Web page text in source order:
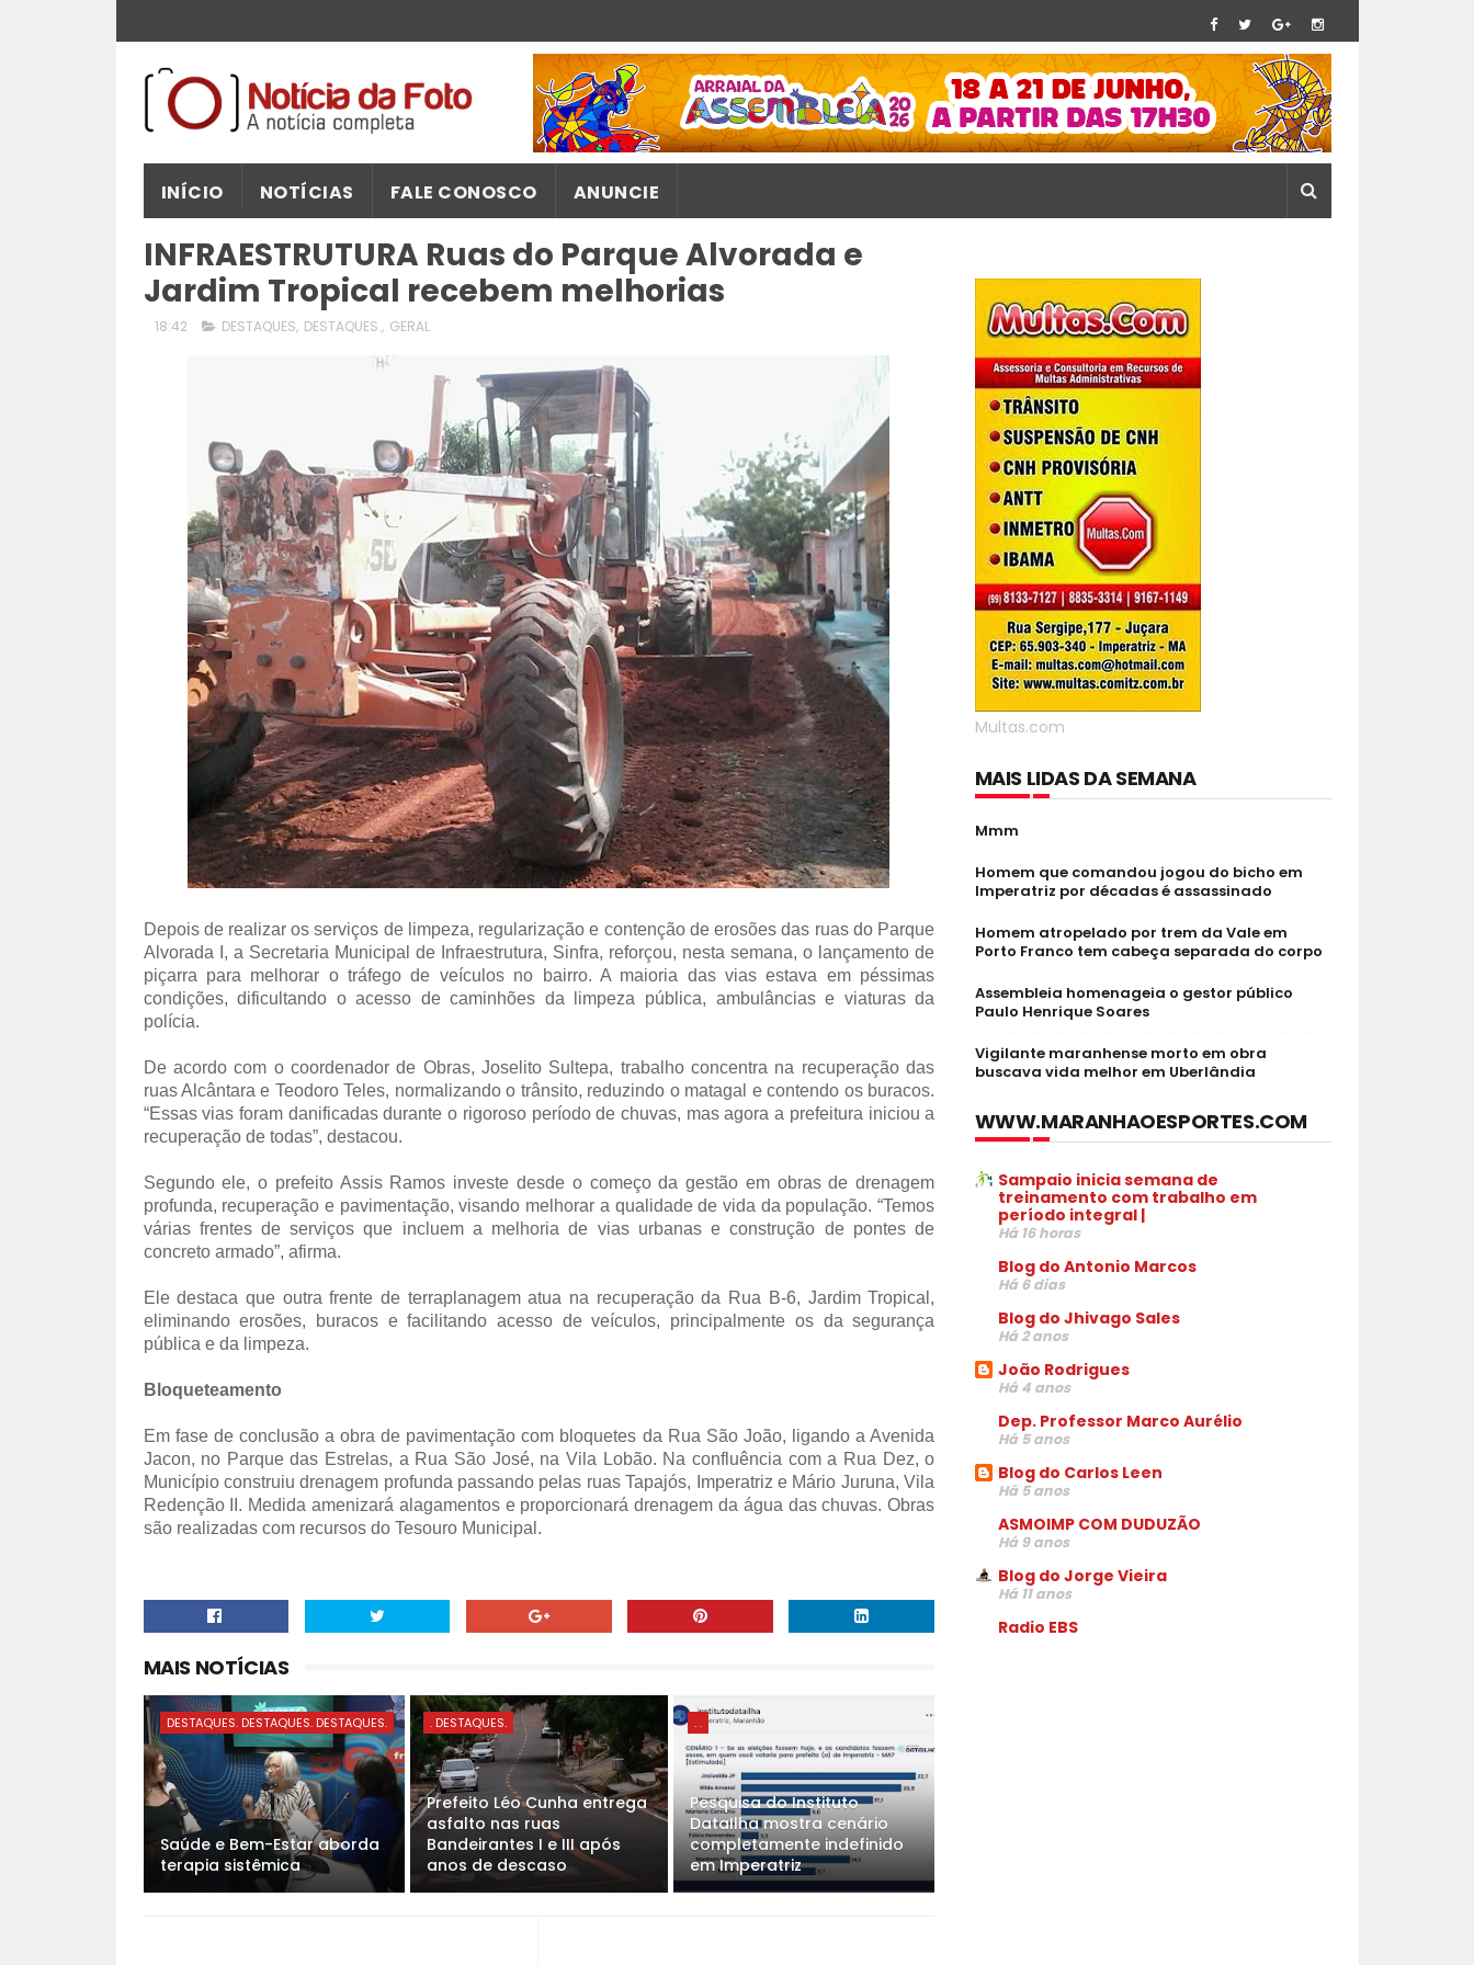
INÍCIO NOTÍCIAS FALE CONOSCO ANUNCIE
INFRAESTRUTURA Ruas do Parque Alvorada e
Jardim Tropical recebem melhorias
18:42 DESTAQUES, DESTAQUES., GERAL
Depois de realizar os serviços de limpeza, regularização e contenção de erosões das ruas do Parque
Alvorada I, a Secretaria Municipal de Infraestrutura, Sinfra, reforçou, nesta semana, o lançamento de
piçarra para melhorar o tráfego de veículos no bairro. A maioria das vias estava em péssimas
condições, dificultando o acesso de caminhões da limpeza pública, ambulâncias e viaturas da
polícia.
De acordo com o coordenador de Obras, Joselito Sultepa, trabalho concentra na recuperação das
ruas Alcântara e Teodoro Teles, normalizando o trânsito, reduzindo o matagal e contendo os buracos.
“Essas vias foram danificadas durante o rigoroso período de chuvas, mas agora a prefeitura iniciou a
recuperação de todas”, destacou.
Segundo ele, o prefeito Assis Ramos investe desde o começo da gestão em obras de drenagem
profunda, recuperação e pavimentação, visando melhorar a qualidade de vida da população. “Temos
várias frentes de serviços que incluem a melhoria de vias urbanas e construção de pontes de
concreto armado”, afirma.
Ele destaca que outra frente de terraplanagem atua na recuperação da Rua B-6, Jardim Tropical,
eliminando erosões, buracos e facilitando acesso de veículos, principalmente os da segurança
pública e da limpeza.
Bloqueteamento
Em fase de conclusão a obra de pavimentação com bloquetes da Rua São João, ligando a Avenida
Jacon, no Parque das Estrelas, a Rua São José, na Vila Lobão. Na confluência com a Rua Dez, o
Município construiu drenagem profunda passando pelas ruas Tapajós, Imperatriz e Mário Juruna, Vila
Redenção II. Medida amenizará alagamentos e proporcionará drenagem da água das chuvas. Obras
são realizadas com recursos do Tesouro Municipal.
MAIS NOTÍCIAS
DESTAQUES. DESTAQUES. DESTAQUES.
Saúde e Bem-Estar aborda
terapia sistêmica
. DESTAQUES.
Prefeito Léo Cunha entrega
asfalto nas ruas
Bandeirantes I e III após
anos de descaso
. .
Pesquisa do Instituto
DataIlha mostra cenário
completamente indefinido
em Imperatriz
Multas.com
MAIS LIDAS DA SEMANA
Mmm
Homem que comandou jogou do bicho em
Imperatriz por décadas é assassinado
Homem atropelado por trem da Vale em
Porto Franco tem cabeça separada do corpo
Assembleia homenageia o gestor público
Paulo Henrique Soares
Vigilante maranhense morto em obra
buscava vida melhor em Uberlândia
WWW.MARANHAOESPORTES.COM
Sampaio inicia semana de
treinamento com trabalho em
período integral |
Há 16 horas
Blog do Antonio Marcos
Há 6 dias
Blog do Jhivago Sales
Há 2 anos
João Rodrigues
Há 4 anos
Dep. Professor Marco Aurélio
Há 5 anos
Blog do Carlos Leen
Há 5 anos
ASMOIMP COM DUDUZÃO
Há 9 anos
Blog do Jorge Vieira
Há 11 anos
Radio EBS